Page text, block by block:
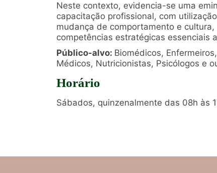
Neste contexto, evidencia-se uma
capacitação profissional, com
mudança de comportamento e
competências estratégicas essenciais
Público-alvo: Biomédicos,
Médicos, Nutricionistas, Psicólogos e
Horário
Sábados, quinzenalmente das 08h às